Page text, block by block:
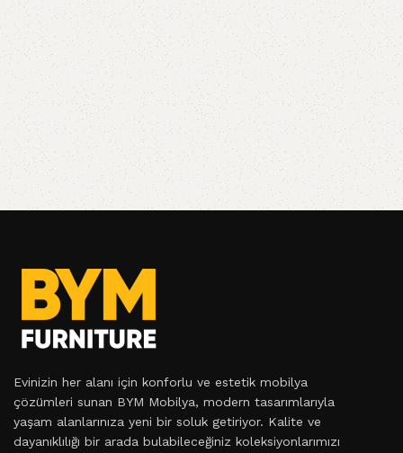
Evinizin her alanı için konforlu ve estetik mobilya
çözümleri sunan BYM Mobilya, modern tasarımlarıyla
yaşam alanlarınıza yeni bir soluk getiriyor. Kalite ve
dayanıklılığı bir arada bulabileceğiniz koleksiyonlarımızı